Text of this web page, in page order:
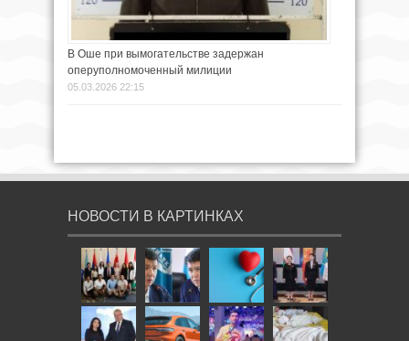
В Оше при вымогательстве задержан
оперуполномоченный милиции
05.03.2026 22:15
НОВОСТИ В КАРТИНКАХ